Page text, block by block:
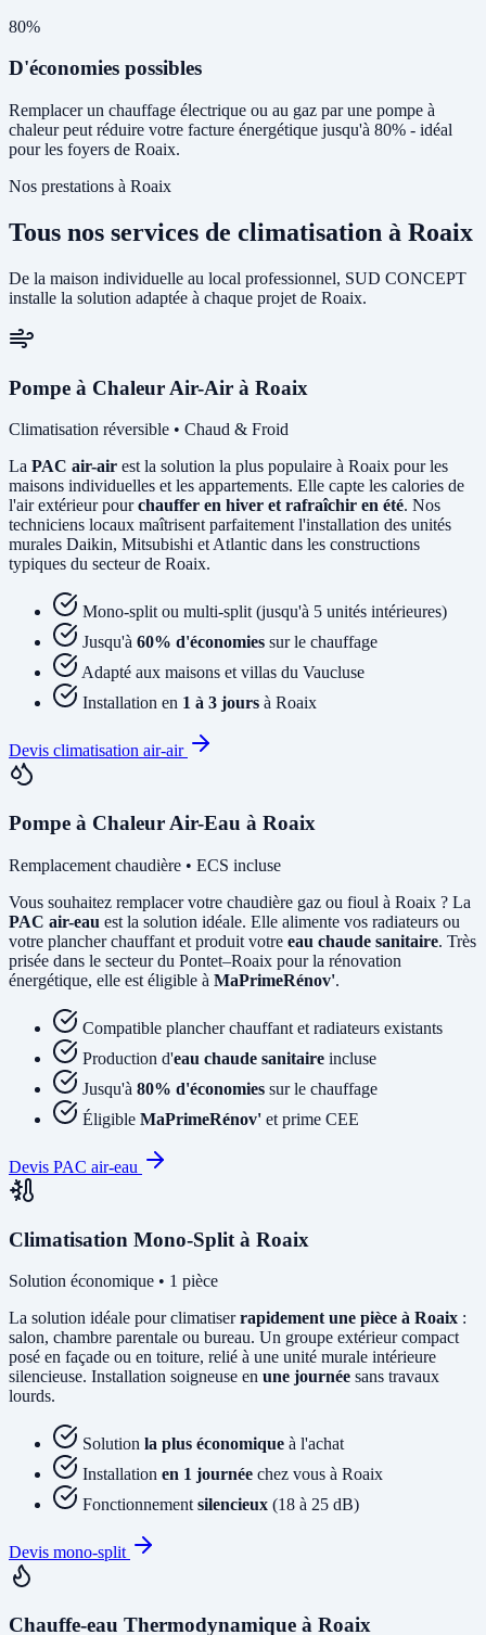
80%
D'économies possibles
Remplacer un chauffage électrique ou au gaz par une pompe à
chaleur peut réduire votre facture énergétique jusqu'à 80% - idéal
pour les foyers de Roaix.
Nos prestations à Roaix
Tous nos services de climatisation à Roaix
De la maison individuelle au local professionnel, SUD CONCEPT
installe la solution adaptée à chaque projet de Roaix.
Pompe à Chaleur Air-Air à Roaix
Climatisation réversible • Chaud & Froid
La PAC air-air est la solution la plus populaire à Roaix pour les
maisons individuelles et les appartements. Elle capte les calories de
l'air extérieur pourchauffer en hiver et rafraîchir en été. Nos
techniciens locaux maîtrisent parfaitement l'installation des unités
murales Daikin, Mitsubishi et Atlantic dans les constructions
typiques du secteur de Roaix.
Mono-split ou multi-split (jusqu'à 5 unités intérieures)
Jusqu'à 60% d'économies sur le chauffage
Adapté aux maisons et villas du Vaucluse
Installation en 1 à 3 jours à Roaix
Devis climatisation air-air
Pompe à Chaleur Air-Eau à Roaix
Remplacement chaudière • ECS incluse
Vous souhaitez remplacer votre chaudière gaz ou fioul à Roaix ? La
PAC air-eau est la solution idéale. Elle alimente vos radiateurs ou
votre plancher chauffant et produit votre eau chaude sanitaire. Très
prisée dans le secteur du Pontet–Roaix pour la rénovation
énergétique, elle est éligible à MaPrimeRénov'.
Compatible plancher chauffant et radiateurs existants
Production d'eau chaude sanitaire incluse
Jusqu'à 80% d'économies sur le chauffage
Éligible MaPrimeRénov' et prime CEE
Devis PAC air-eau
Climatisation Mono-Split à Roaix
Solution économique • 1 pièce
La solution idéale pour climatiserrapidement une pièce à Roaix :
salon, chambre parentale ou bureau. Un groupe extérieur compact
posé en façade ou en toiture, relié à une unité murale intérieure
silencieuse. Installation soigneuse en une journée sans travaux
lourds.
Solution la plus économique à l'achat
Installation en 1 journée chez vous à Roaix
Fonctionnement silencieux (18 à 25 dB)
Devis mono-split
Chauffe-eau Thermodynamique à Roaix